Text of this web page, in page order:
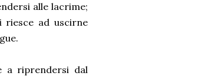
alle lacrime;
ad uscirne
a riprendersi dal